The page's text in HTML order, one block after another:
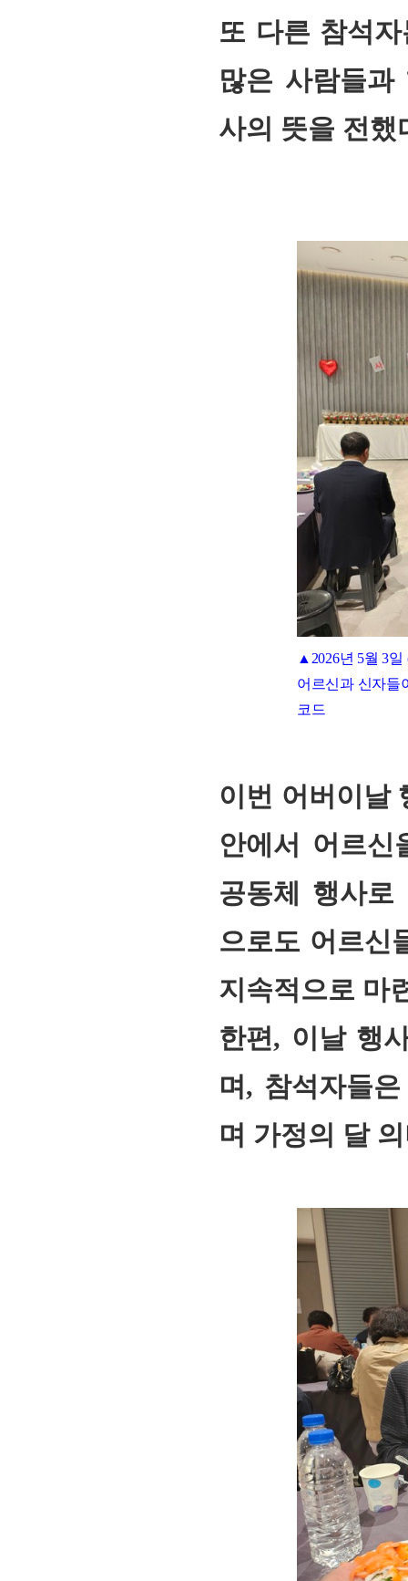
또 다른 참석
많은 사람들과
사의 뜻을 전했
▲2026년 5월 3
어르신과 신자들
코드
이번 어버이날
안에서 어르
공동체 행사로
으로도 어르신
지속적으로 마
한편, 이날 행
며, 참석자들
며 가정의 달